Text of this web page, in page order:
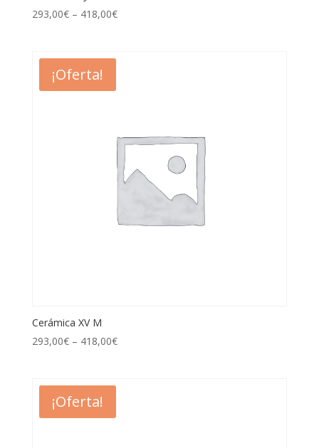
293,00€– 418,00€
¡Oferta!
Cerámica XV M
293,00€– 418,00€
¡Oferta!